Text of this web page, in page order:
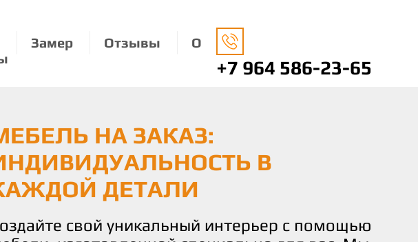
Замер Отзывы
О
+7 964 586-23-65
НА ЗАКАЗ:
В
ДЕТАЛИ
свой уникальный интерьер с помощью
МЕБЕЛЬ: ЗАБОТА
ПРИРОДЕ И ВАШЕМ КОМФОРТЕ
бережно относимся к окружающей среде,
только экологически чистые
для изготовления нашей мебели.
ПО ВАШЕМУ ВКУСУ И
КОМФОРТ И
нами вы получаете не просто мебель, а